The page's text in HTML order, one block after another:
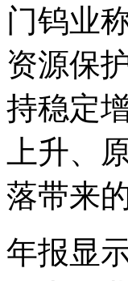
门钨业
资源保
持稳定
上升、
落带来
年报显